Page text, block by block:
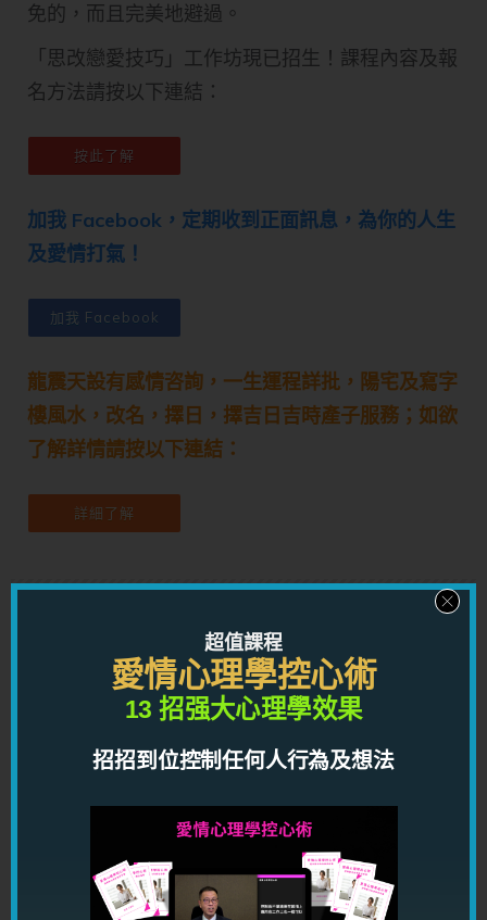
免的，而且完美地避過。​
「思改戀愛技巧」工作坊現已招生！課程內容及報
名方法請按以下連結：
按此了解
加我 Facebook，定期收到正面訊息，為你的人生
及愛情打氣！
加我 Facebook
龍震天設有感情咨詢，一生運程詳批，陽宅及寫字
樓風水，改名，擇日，擇吉日吉時產子服務；如欲
了解詳情請按以下連結：
詳細了解
關於作者
龍震天
龍震天，玄學家，作家，擅長替客人分析感情問題，
版書籍超過三十本，題材包括心理學，身體語言，行
為解碼學，男女感情技巧，男女感情個案分析，感情
理論，潛意識，改思改運等等。
超值課程
愛情心理學控心術
13 招强大心理學效果
招招到位控制任何人行為及想法